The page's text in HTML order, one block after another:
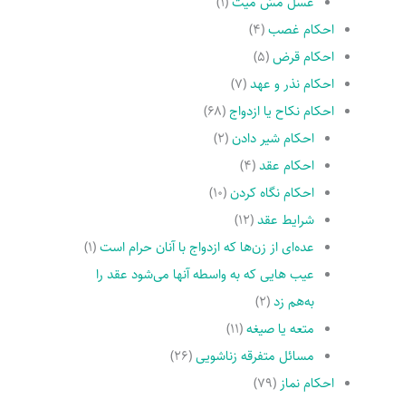
احکام غصب(۴)
احکام قرض(۵)
احکام نذر و عهد(۷)
احکام نکاح یا ازدواج (۶۸)
احکام شیر دادن(۲)
احکام عقد(۴)
احکام نگاه کردن(۱۰)
شرایط عقد(۱۲)
عده‌اى از زن‌ها که ازدواج با آنان حرام است(۱)
عیب هایى که به واسطه آنها مى‌شود عقد را
به‌هم زد(۲)
متعه یا صیغه(۱۱)
مسائل متفرقه زناشویى(۲۶)
احکام نماز (۷۹)